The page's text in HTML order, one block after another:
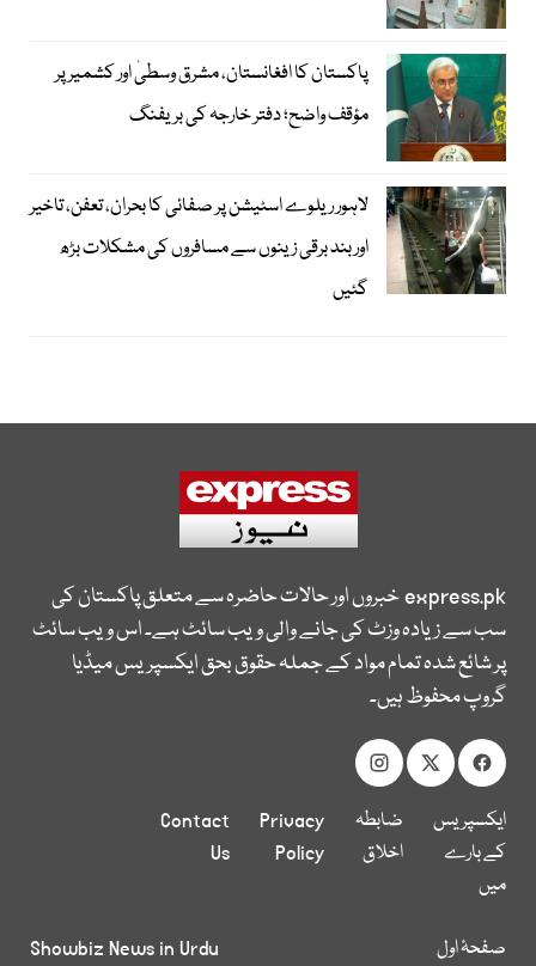
پاکستان کا افغانستان، مشرق وسطیٰ اور کشمیر پر
مؤقف واضح؛ دفتر خارجہ کی بریفنگ
لاہور ریلوے اسٹیشن پر صفائی کا بحران، تعفن، تاخیر
اور بند برقی زینوں سے مسافروں کی مشکلات بڑھ
گئیں
express.pkخبروں اور حالات حاضرہ سے متعلق پاکستان کی
سب سے زیادہ وزٹ کی جانے والی ویب سائٹ ہے۔ اس ویب سائٹ
پر شائع شدہ تمام مواد کے جملہ حقوق بحق ایکسپریس میڈیا
گروپ محفوظ ہیں۔
ایکسپریس
کے بارے
میں
ضابطہ
اخلاق
Privacy
Policy
Contact
Us
صفحۂ اول
Showbiz News in Urdu